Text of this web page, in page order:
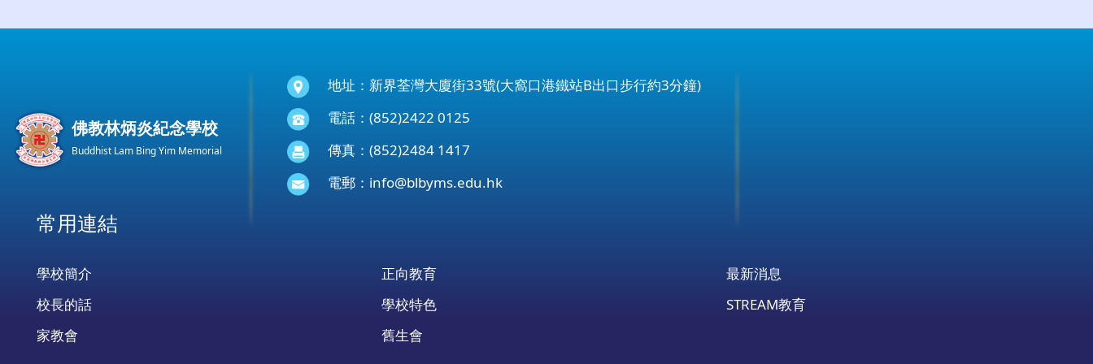
佛教林炳炎紀念學校
Buddhist Lam Bing Yim Memorial
地址：新界荃灣大廈街33號(大窩口港鐵站B出口步行約3分鐘)
電話：(852)2422 0125
傳真：(852)2484 1417
電郵： info@blbyms.edu.hk
常用連結
學校簡介 正向教育
最新消息
校長的話
學校特色
STREAM教育
家教會
舊生會